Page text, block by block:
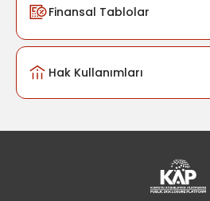
Finansal Tablolar
Hak Kullanımları